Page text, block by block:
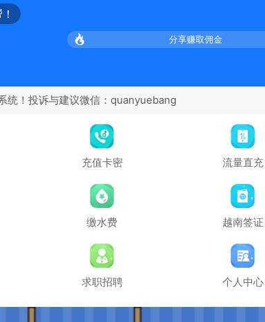
分享赚取佣金
！投诉与建议微信：quanyuebang
充值卡密 流量直充
缴水费 越南签证
求职招聘 个人中心